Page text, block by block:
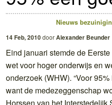
Nieuws
14 Feb, 2010doorAlexander Beunder
Eind januari stemde de
wet voor hoger onderwijs en
onderzoek (WHW). “Voor
want de medezeggenschap
Horssen van het Interstedelijk